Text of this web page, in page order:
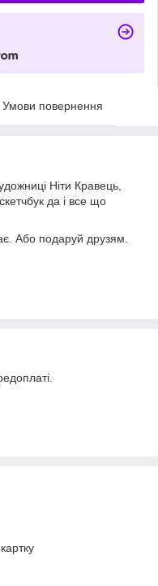
Умови повернення
Ніти Кравець,
да і все що
Або подаруй друзям.